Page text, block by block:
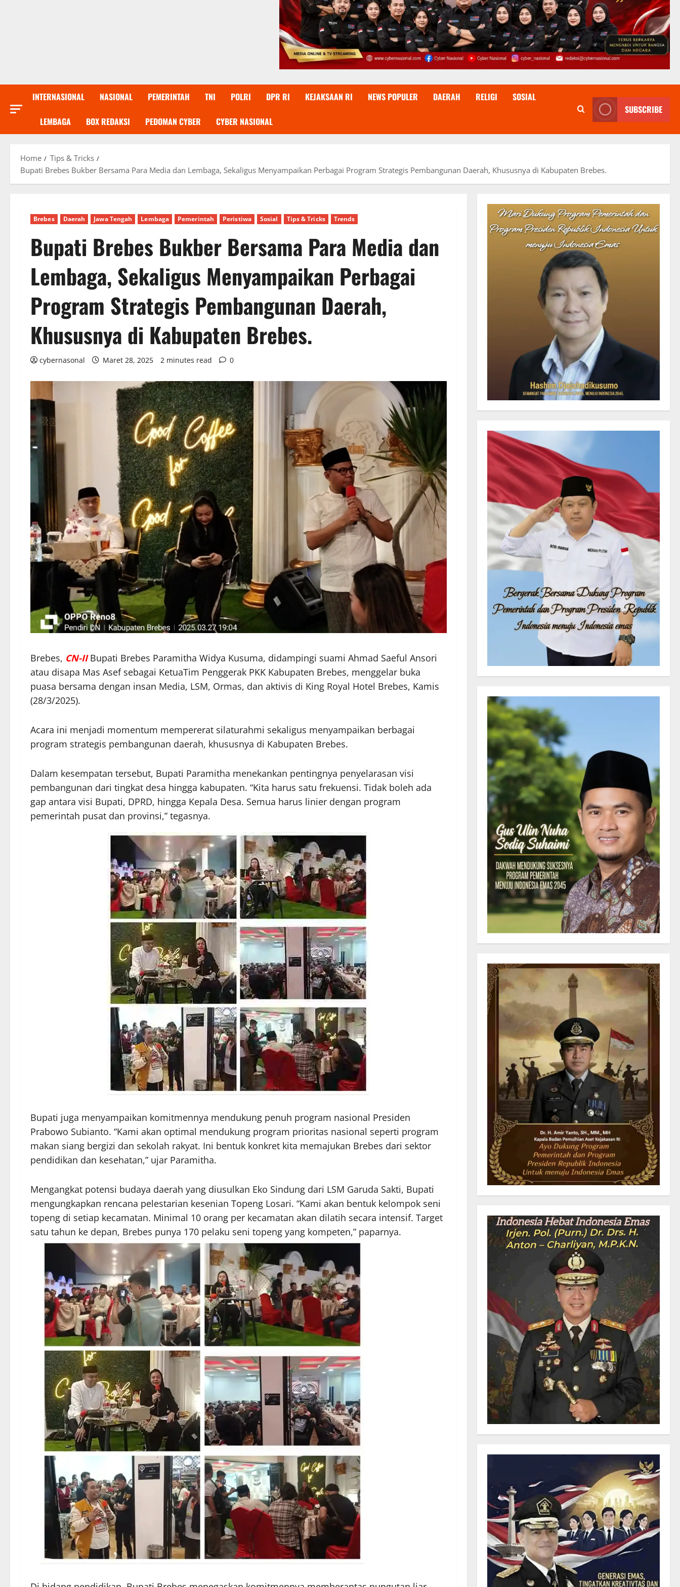
INTERNASIONAL NASIONAL PEMERINTAH TNI POLRI DPR RI KEJAKSAAN RI NEWS POPULER DAERAH RELIGI SOSIAL
LEMBAGA BOX REDAKSI PEDOMAN CYBER CYBER NASIONAL
SUBSCRIBE
Home
Tips & Tricks
Bupati Brebes Bukber Bersama Para Media dan Lembaga, Sekaligus Menyampaikan Perbagai Program Strategis Pembangunan Daerah, Khususnya di Kabupaten Brebes.
Brebes Daerah Jawa Tengah Lembaga Pemerintah Peristiwa Sosial Tips & Tricks Trends
Bupati Brebes Bukber Bersama Para Media dan
Lembaga, Sekaligus Menyampaikan Perbagai
Program Strategis Pembangunan Daerah,
Khususnya di Kabupaten Brebes.
cybernasonal Maret 28, 2025 2 minutes read 0
Brebes, CN-II Bupati Brebes Paramitha Widya Kusuma, didampingi suami Ahmad Saeful Ansori
atau disapa Mas Asef sebagai KetuaTim Penggerak PKK Kabupaten Brebes, menggelar buka
puasa bersama dengan insan Media, LSM, Ormas, dan aktivis di King Royal Hotel Brebes, Kamis
(28/3/2025).
Acara ini menjadi momentum mempererat silaturahmi sekaligus menyampaikan berbagai
program strategis pembangunan daerah, khususnya di Kabupaten Brebes.
Dalam kesempatan tersebut, Bupati Paramitha menekankan pentingnya penyelarasan visi
pembangunan dari tingkat desa hingga kabupaten. “Kita harus satu frekuensi. Tidak boleh ada
gap antara visi Bupati, DPRD, hingga Kepala Desa. Semua harus linier dengan program
pemerintah pusat dan provinsi,” tegasnya.
Bupati juga menyampaikan komitmennya mendukung penuh program nasional Presiden
Prabowo Subianto. “Kami akan optimal mendukung program prioritas nasional seperti program
makan siang bergizi dan sekolah rakyat. Ini bentuk konkret kita memajukan Brebes dari sektor
pendidikan dan kesehatan,” ujar Paramitha.
Mengangkat potensi budaya daerah yang diusulkan Eko Sindung dari LSM Garuda Sakti, Bupati
mengungkapkan rencana pelestarian kesenian Topeng Losari. “Kami akan bentuk kelompok seni
topeng di setiap kecamatan. Minimal 10 orang per kecamatan akan dilatih secara intensif. Target
satu tahun ke depan, Brebes punya 170 pelaku seni topeng yang kompeten,” paparnya.